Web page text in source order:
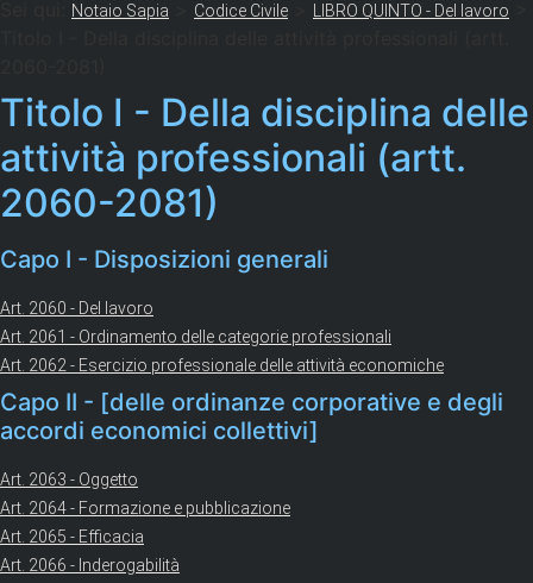
Notaio Sapia Codice Civile LIBRO QUINTO - Del lavoro
Titolo I - Della disciplina delle
attività professionali (artt.
2060-2081)
Capo I - Disposizioni generali
Art. 2060 - Del lavoro
Art. 2061 - Ordinamento delle categorie professionali
Art. 2062 - Esercizio professionale delle attività economiche
Capo II - [delle ordinanze corporative e degli
accordi economici collettivi]
Art. 2063 - Oggetto
Art. 2064 - Formazione e pubblicazione
Art. 2065 - Efficacia
Art. 2066 - Inderogabilità